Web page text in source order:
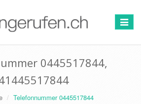
Toggle
0445517844,
Telefonnummer 0445517844